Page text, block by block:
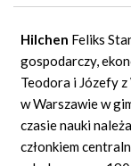
ZDJĘCIA (1)
GRAF
DYSKUSJA
Mapa
Hilchen Feliks
gospodarczy,
Teodora i Józefy
w Warszawie w
czasie nauki
członkiem